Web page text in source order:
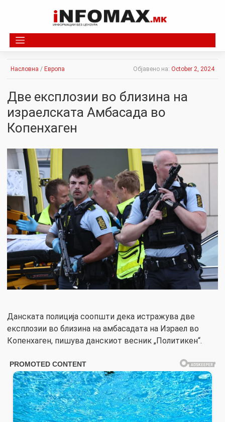
Насловна / Европа Објавено на: October 2, 2024
Две екcплозии во близина на
изpаелcката Амбасада во
Копенхаген
Данската полиција соопшти дека истражува две
експлозии во близина на амбасадата на Израел во
Копенхаген, пишува данскиот весник „Политикен“.